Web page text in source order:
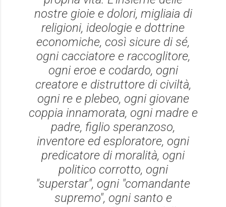
nostre gioie e dolori, migliaia di
religioni, ideologie e dottrine
economiche, così sicure di sé,
ogni cacciatore e raccoglitore,
ogni eroe e codardo, ogni
creatore e distruttore di civiltà,
ogni re e plebeo, ogni giovane
coppia innamorata, ogni madre e
padre, figlio speranzoso,
inventore ed esploratore, ogni
predicatore di moralità, ogni
politico corrotto, ogni
"superstar", ogni "comandante
supremo", ogni santo e